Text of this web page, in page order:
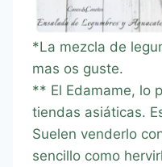
*La mezcla de
mas os guste.
** El Edamame, lo
tiendas asiáticas.
Suelen venderlo
sencillo como